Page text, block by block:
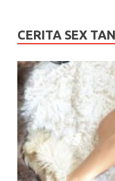
CERITA SEX